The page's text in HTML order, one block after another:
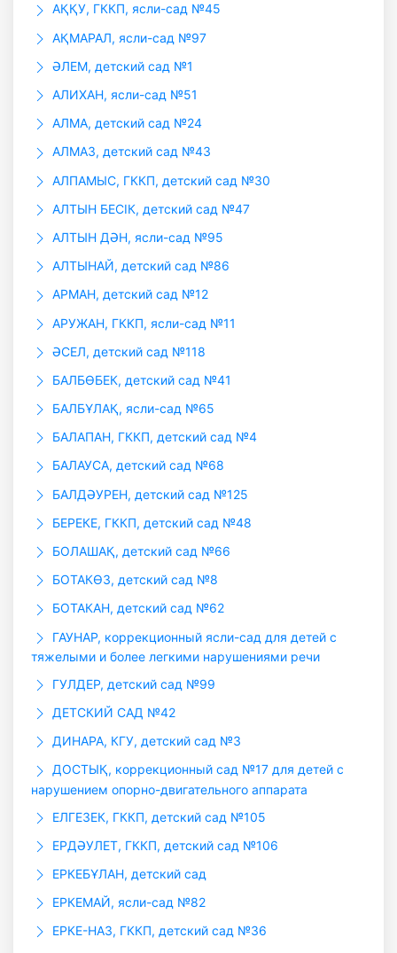
АҚҚУ, ГККП, ясли-сад №45
АҚМАРАЛ, ясли-сад №97
ӘЛЕМ, детский сад №1
АЛИХАН, ясли-сад №51
АЛМА, детский сад №24
АЛМАЗ, детский сад №43
АЛПАМЫС, ГККП, детский сад №30
АЛТЫН БЕСIК, детский сад №47
АЛТЫН ДӘН, ясли-сад №95
АЛТЫНАЙ, детский сад №86
АРМАН, детский сад №12
АРУЖАН, ГККП, ясли-сад №11
ӘСЕЛ, детский сад №118
БАЛБӨБЕК, детский сад №41
БАЛБҰЛАҚ, ясли-сад №65
БАЛАПАН, ГККП, детский сад №4
БАЛАУСА, детский сад №68
БАЛДӘУРЕН, детский сад №125
БЕРЕКЕ, ГККП, детский сад №48
БОЛАШАҚ, детский сад №66
БОТАКӨЗ, детский сад №8
БОТАКАН, детский сад №62
ГАУHАР, коррекционный ясли-сад для детей с
тяжелыми и более легкими нарушениями речи
ГУЛДЕР, детский сад №99
ДЕТСКИЙ САД №42
ДИНАРА, КГУ, детский сад №3
ДОСТЫҚ, коррекционный сад №17 для детей с
нарушением опорно-двигательного аппарата
ЕЛГЕЗЕК, ГККП, детский сад №105
ЕРДӘУЛЕТ, ГККП, детский сад №106
ЕРКЕБҰЛАН, детский сад
ЕРКЕМАЙ, ясли-сад №82
ЕРКЕ-НАЗ, ГККП, детский сад №36